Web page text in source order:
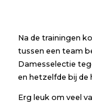
Na de trainingen
tussen een team
Damesselectie
en hetzelfde bij de
Erg leuk om veel